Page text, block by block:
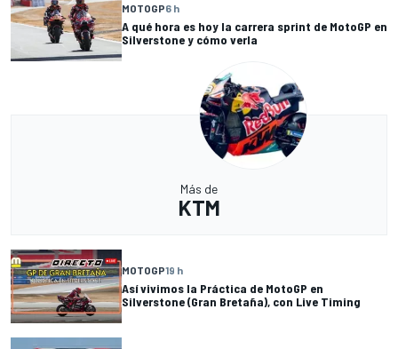
MOTOGP6 h
A qué hora es hoy la carrera sprint de MotoGP en
Silverstone y cómo verla
Más de
KTM
MOTOGP19 h
Así vivimos la Práctica de MotoGP en
Silverstone (Gran Bretaña), con Live Timing